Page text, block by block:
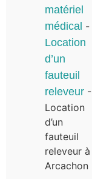
matériel
médical -
Location
d’un
fauteuil
releveur -
Location
d’un
fauteuil
releveur à
Arcachon